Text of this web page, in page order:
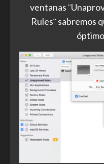
ventanas
Rules¨ sabremos